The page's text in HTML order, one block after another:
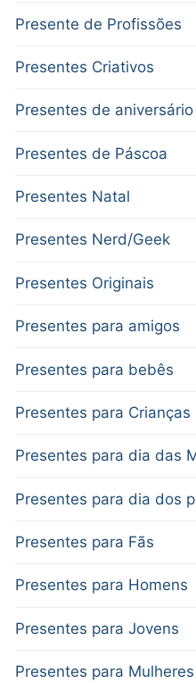
Presente de Profissões
Presentes Criativos
Presentes de aniversário
Presentes de Páscoa
Presentes Natal
Presentes Nerd/Geek
Presentes Originais
Presentes para amigos
Presentes para bebês
Presentes para Crianças
Presentes para dia das
Presentes para dia dos
Presentes para Fãs
Presentes para Homens
Presentes para Jovens
Presentes para Mulheres